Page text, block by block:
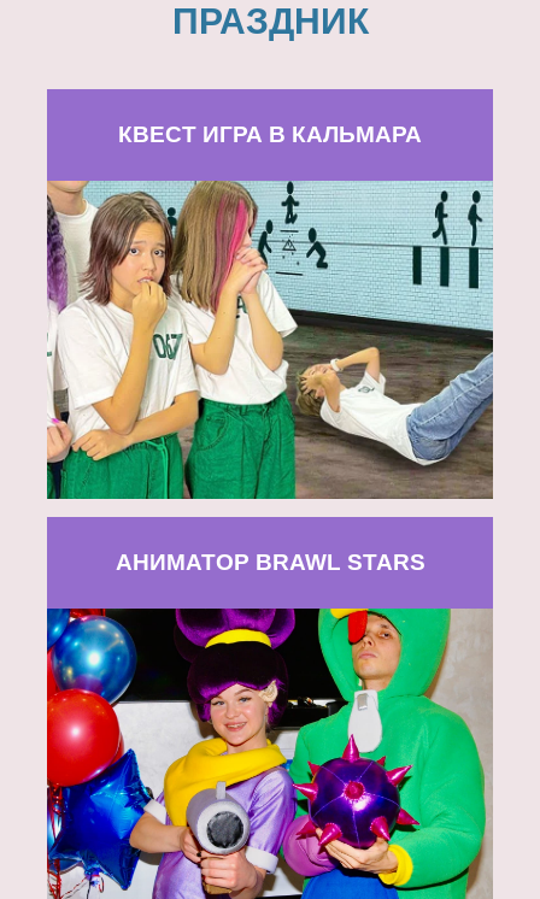
ПРАЗДНИК
КВЕСТ ИГРА В КАЛЬМАРА
АНИМАТОР BRAWL STARS